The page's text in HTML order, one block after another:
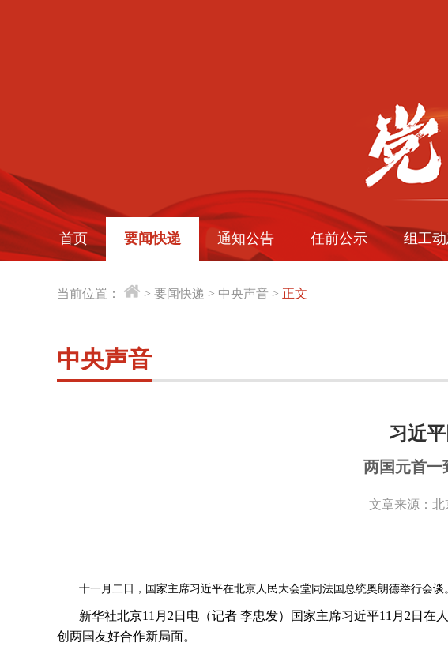
首页 要闻快递 通知公告 任前公示 组工
当前位置： > 要闻快递 > 中央声音 > 正文
中央声音
习近
两国元首一
文章来源：
十一月二日，国家主席习近平在北京人民大会堂同法国总统奥朗德举行会
新华社北京11 月 2 日电（记者 李忠发）国家主席习近平11 月 2 日在
创两国友好合作新局面。